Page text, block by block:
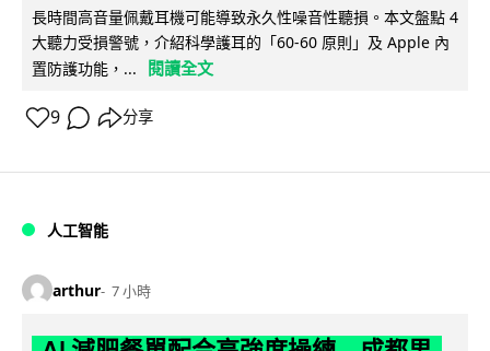
長時間高音量佩戴耳機可能導致永久性噪音性聽損。本文盤點 4
大聽力受損警號，介紹科學護耳的「60-60 原則」及 Apple 內
置防護功能，...
閱讀全文
9 分享
人工智能
arthur 7 小時